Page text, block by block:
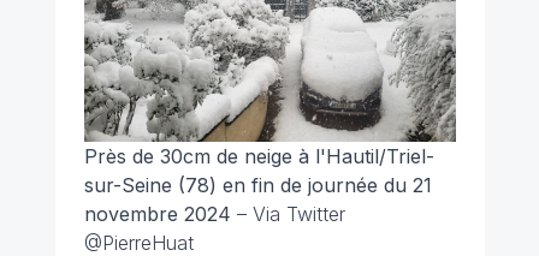
Près de 30cm de neige à l'Hautil/Triel-
sur-Seine (78) en fin de journée du 21
novembre 2024 – Via Twitter
@PierreHuat